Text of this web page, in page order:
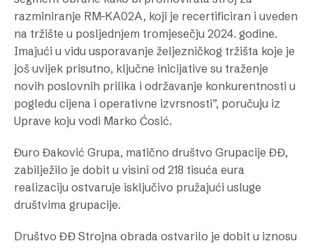
razminiranje RM-KA02A, koji je recertificiran i uveden
na tržište u posljednjem tromjesečju 2024. godine.
Imajući u vidu usporavanje željezničkog tržišta koje je
još uvijek prisutno, ključne inicijative su traženje
novih poslovnih prilika i održavanje konkurentnosti u
pogledu cijena i operativne izvrsnosti”, poručuju iz
Uprave koju vodi Marko Ćosić.
Đuro Đaković Grupa, matično društvo Grupacije ĐĐ,
zabilježilo je dobit u visini od 218 tisuća eura
realizaciju ostvaruje isključivo pružajući usluge
društvima grupacije.
Društvo ĐĐ Strojna obrada ostvarilo je dobit u iznosu